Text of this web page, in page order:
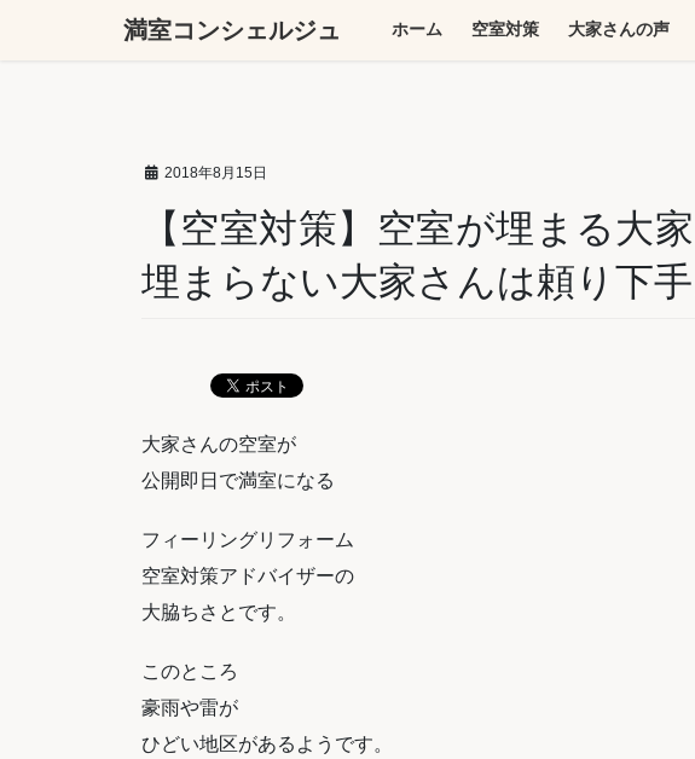
満室コンシェルジュ ホーム 空室対策 大家さんの声
2018年8月15日
【空室対策】空室が埋まる大
埋まらない大家さんは頼り下手
大家さんの空室が
公開即日で満室になる
フィーリングリフォーム
空室対策アドバイザーの
大脇ちさとです。
このところ
豪雨や雷が
ひどい地区があるようです。